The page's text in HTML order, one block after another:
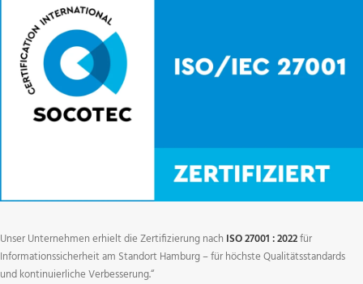
Unser Unternehmen erhielt die Zertifizierung nach ISO 27001 : 2022für
Informationssicherheit am Standort Hamburg – für höchste Qualitätsstandards
und kontinuierliche Verbesserung.“